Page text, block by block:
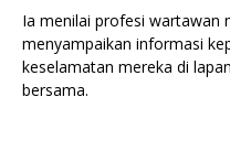
Ia menilai profesi wartawan
menyampaikan informasi
keselamatan mereka di
bersama.